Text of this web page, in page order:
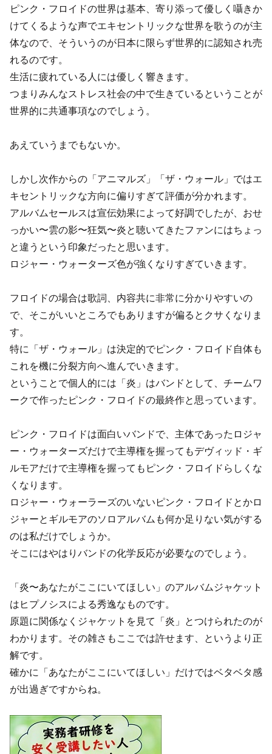
ピンク・フロイドの世界は基本、寄り添って優しく囁きか
けてくるような声でエキセントリックな世界を歌うのが主
体なので、そういうのが日本に限らず世界的に認知され売
れるのです。
生活に疲れている人には優しく響きます。
つまりみんなストレス社会の中で生きているということが
世界的に共通事項なのでしょう。
あえていうまでもないか。
しかし次作からの「アニマルズ」「ザ・ウォール」ではエ
キセントリックな方向に偏りすぎて評価が分かれます。
アルバムセールスは宣伝効果によって好調でしたが、おせ
っかい〜雲の影〜狂気〜炎と聴いてきたファンにはちょっ
と違うという印象だったと思います。
ロジャー・ウォーターズ色が強くなりすぎていきます。
フロイドの場合は歌詞、内容共に非常に分かりやすいの
で、そこがいいところでもありますが偏るとクサくなりま
す。
特に「ザ・ウォール」は決定的でピンク・フロイド自体も
これを機に分裂方向へ進んでいきます。
ということで個人的には「炎」はバンドとして、チームワ
ークで作ったピンク・フロイドの最終作と思っています。
ピンク・フロイドは面白いバンドで、主体であったロジャ
ー・ウォーターズだけで主導権を握ってもデヴィッド・ギ
ルモアだけで主導権を握ってもピンク・フロイドらしくな
くなります。
ロジャー・ウォーラーズのいないピンク・フロイドとかロ
ジャーとギルモアのソロアルバムも何か足りない気がする
のは私だけでしょうか。
そこにはやはりバンドの化学反応が必要なのでしょう。
「炎〜あなたがここにいてほしい」のアルバムジャケット
はヒプノシスによる秀逸なものです。
原題に関係なくジャケットを見て「炎」とつけられたのが
わかります。その雑さもここでは許せます、というより正
解です。
確かに「あなたがここにいてほしい」だけではベタベタ感
が出過ぎですからね。